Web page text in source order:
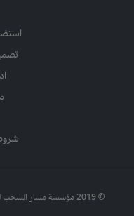
© 2019 مؤسسة مسار السحب لتقنية نظم المعلومات ، جميع الحقوق محفوظة